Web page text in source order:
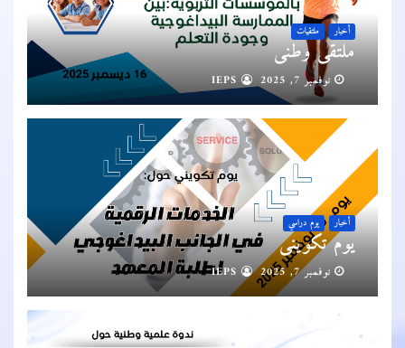
أخبار ملتقيات
ملتقى وطني
نوفمبر 7, 2025
أخبار يوم دراسي
يوم تكويني
نوفمبر 7, 2025